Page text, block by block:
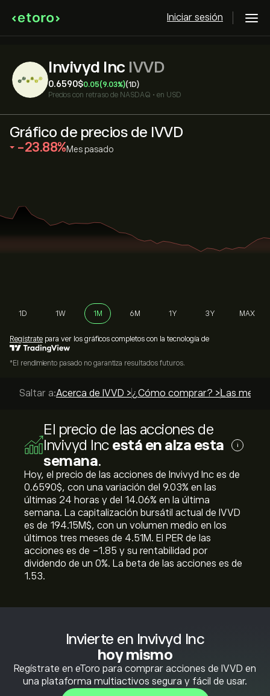
Iniciar sesión
Invivyd Inc IVVD
0.6590‎$‎0.05(9.03%)(1D)
Precios con retraso de NASDAQ • en USD
Invierte en Invivyd Inc
hoy mismo
Regístrate en eToro para comprar acciones de IVVD en
una plataforma multiactivos segura y fácil de usar.
Gráfico de precios de IVVD
‎-23.88‎ Mes pasado
1D 1W 1M 6M 1Y 3Y MAX
Regístrate para ver los gráficos completos con la tecnología de
*El rendimiento pasado no garantiza resultados futuros.
Saltar a:Acerca de IVVD >¿Cómo comprar? > Las
El precio de las acciones de
Invivyd Inc está en alza esta
semana.
i
Hoy, el precio de las acciones de Invivyd Inc es de
0.6590‎$‎, con una variación del ‎9.03‎% en las
últimas 24 horas y del ‎14.06‎% en la última
semana. La capitalización bursátil actual de IVVD
es de 194.15M‎$‎, con un volumen medio en los
últimos tres meses de 4.51M. El PER de las
acciones es de -1.85 y su rentabilidad por
dividendo de un 0%. La beta de las acciones es de
1.53.